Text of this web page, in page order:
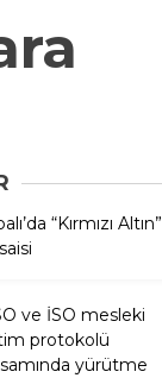
“Kırmızı Altın”
ve İSO mesleki
protokolü
yürütme